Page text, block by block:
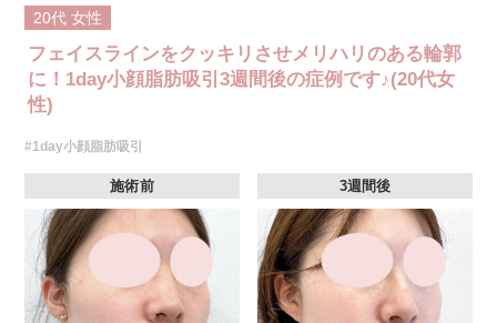
20代 女性
フェイスラインをクッキリさせメリハリのある輪郭
に！1day小顔脂肪吸引3週間後の症例です♪(20代女
性)
#1day小顔脂肪吸引
施術前 3週間後